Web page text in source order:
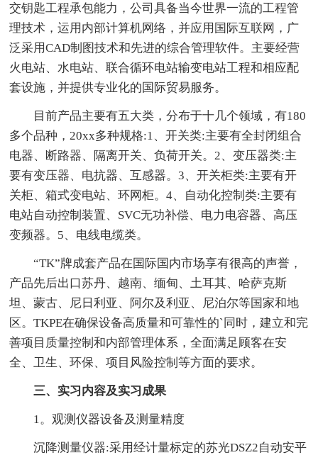
交钥匙工程承包能力，公司具备当今世界一流的工程管
理技术，运用内部计算机网络，并应用国际互联网，广
泛采用CAD制图技术和先进的综合管理软件。主要经营
火电站、水电站、联合循环电站输变电站工程和相应配
套设施，并提供专业化的国际贸易服务。
目前产品主要有五大类，分布于十几个领域，有180
多个品种，20xx多种规格:1、开关类:主要有全封闭组合
电器、断路器、隔离开关、负荷开关。2、变压器类:主
要有变压器、电抗器、互感器。3、开关柜类:主要有开
关柜、箱式变电站、环网柜。4、自动化控制类:主要有
电站自动控制装置、SVC无功补偿、电力电容器、高压
变频器。5、电线电缆类。
“TK”牌成套产品在国际国内市场享有很高的声誉，
产品先后出口苏丹、越南、缅甸、土耳其、哈萨克斯
坦、蒙古、尼日利亚、阿尔及利亚、尼泊尔等国家和地
区。TKPE在确保设备高质量和可靠性的`同时，建立和完
善项目质量控制和内部管理体系，全面满足顾客在安
全、卫生、环保、项目风险控制等方面的要求。
三、实习内容及实习成果
1。观测仪器设备及测量精度
沉降测量仪器:采用经计量标定的苏光DSZ2自动安平